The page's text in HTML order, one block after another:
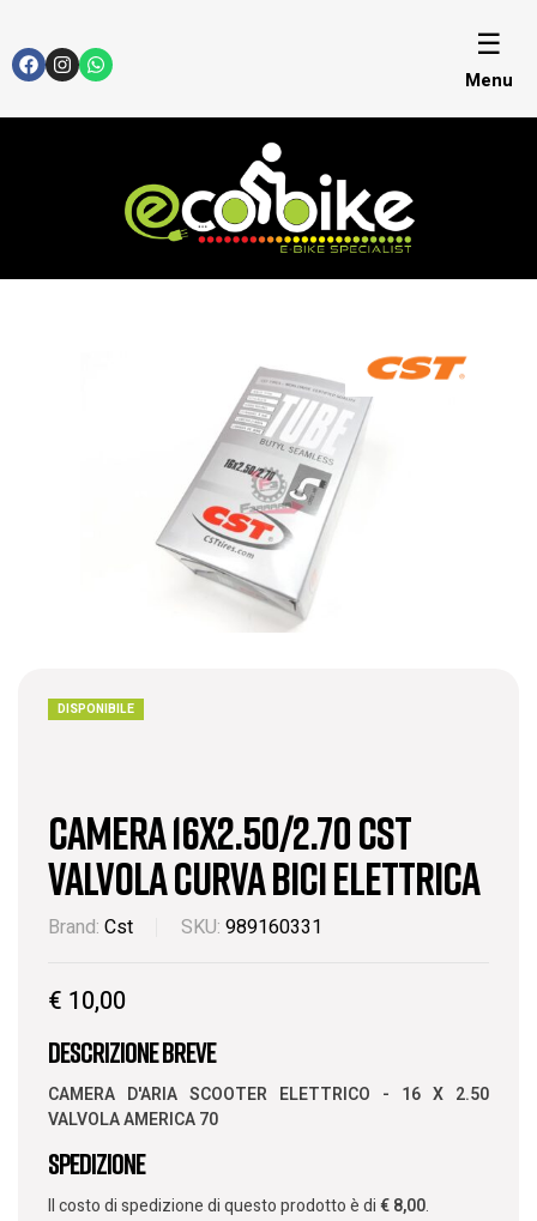
☰
Menu
DISPONIBILE
CAMERA 16X2.50/2.70 CST
VALVOLA CURVA BICI ELETTRICA
Brand: Cst SKU: 989160331
€ 10,00
Descrizione breve
CAMERA D'ARIA SCOOTER ELETTRICO - 16 X 2.50
VALVOLA AMERICA 70
Spedizione
Il costo di spedizione di questo prodotto è di€8,00.